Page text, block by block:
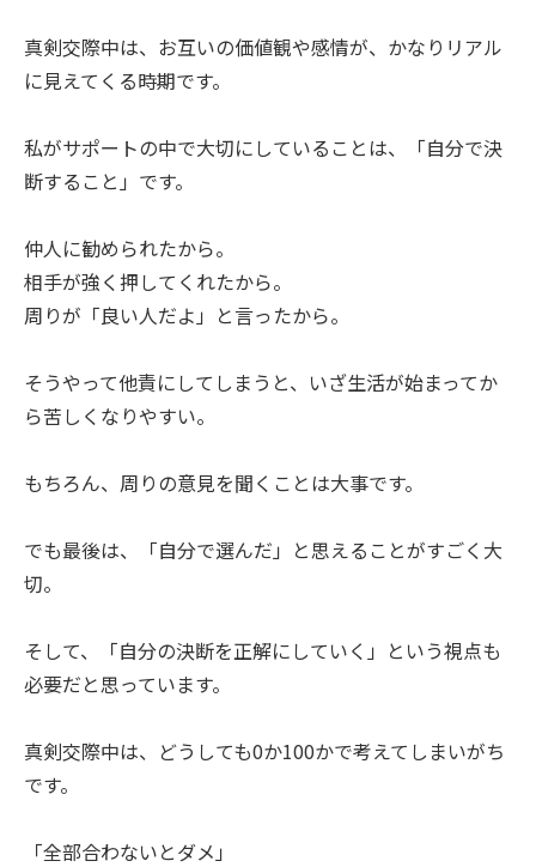
真剣交際中は、お互いの価値観や感情が、かなりリアル
に見えてくる時期です。
私がサポートの中で大切にしていることは、「自分で決
断すること」です。
仲人に勧められたから。
相手が強く押してくれたから。
周りが「良い人だよ」と言ったから。
そうやって他責にしてしまうと、いざ生活が始まってか
ら苦しくなりやすい。
もちろん、周りの意見を聞くことは大事です。
でも最後は、「自分で選んだ」と思えることがすごく大
切。
そして、「自分の決断を正解にしていく」という視点も
必要だと思っています。
真剣交際中は、どうしても0か100かで考えてしまいがち
です。
「全部合わないとダメ」